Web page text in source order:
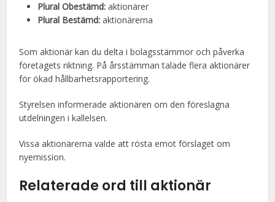
Plural Obestämd: aktionärer
Plural Bestämd: aktionärerna
Som aktionär kan du delta i bolagsstämmor och påverka
företagets riktning. På årsstämman talade flera aktionärer
för ökad hållbarhetsrapportering.
Styrelsen informerade aktionären om den föreslagna
utdelningen i kallelsen.
Vissa aktionärerna valde att rösta emot förslaget om
nyemission.
Relaterade ord till aktionär